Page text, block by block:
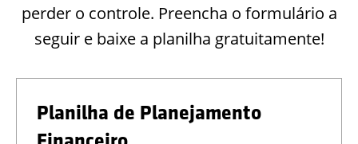
perder o controle. Preencha o formulário a
seguir e baixe a planilha gratuitamente!
Planilha de Planejamento